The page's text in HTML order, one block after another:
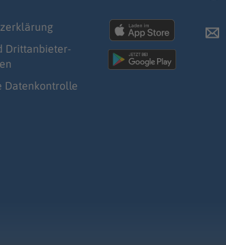
Drittanbieter-
Datenkontrolle